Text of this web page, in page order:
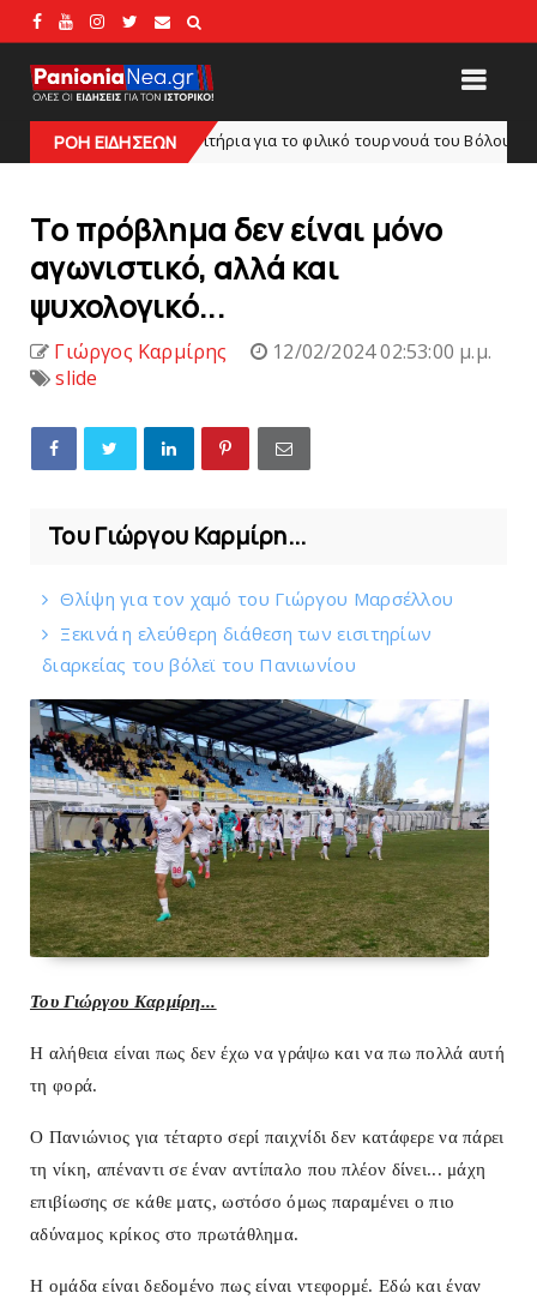
ΡΟΗ ΕΙΔΗΣΕΩΝ
Tα εισιτήρια για το φιλικό τουρνουά του Bόλου
Tο πρόβλημα δεν είναι μόνο
αγωνιστικό, αλλά και
ψυχολογικό...
Γιώργος Καρμίρης
12/02/2024 02:53:00 μ.μ.
slide
Του Γιώργου Καρμίρη...
Θλίψη για τον χαμό του Γιώργου Mαρσέλλου
Ξεκινά η ελεύθερη διάθεση των εισιτηρίων
διαρκείας του βόλεϊ τoυ Πανιωνίου
Του Γιώργου Καρμίρη...
Η αλήθεια είναι πως δεν έχω να γράψω και να πω πολλά αυτή
τη φορά.
Ο Πανιώνιος για τέταρτο σερί παιχνίδι δεν κατάφερε να πάρει
τη νίκη, απέναντι σε έναν αντίπαλο που πλέον δίνει... μάχη
επιβίωσης σε κάθε ματς, ωστόσο όμως παραμένει ο πιο
αδύναμος κρίκος στο πρωτάθλημα.
Η ομάδα είναι δεδομένο πως είναι ντεφορμέ. Εδώ και έναν